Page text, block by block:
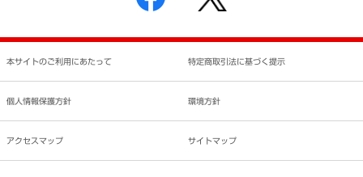
書面による個人情報の開示等の請求の手続きについて
本サイトのご利用にあたって 特定商取引法に基づく提示
個人情報保護方針 環境方針
アクセスマップ サイトマップ